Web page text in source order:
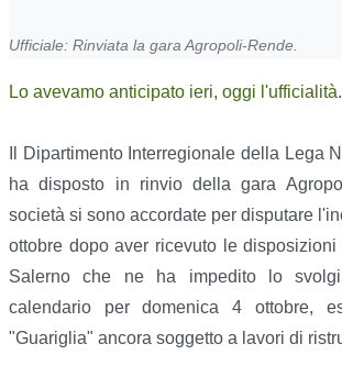
Ufficiale: Rinviata la gara Agropoli-Rende.
Lo avevamo anticipato ieri, oggi l'ufficialità.
Il Dipartimento Interregionale della Lega
ha disposto in rinvio della gara
società si sono accordate per disputare
ottobre dopo aver ricevuto le
Salerno che ne ha impedito lo
calendario per domenica 4 ottobre,
"Guariglia" ancora soggetto a lavori di